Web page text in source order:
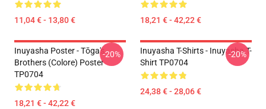
11,04 € - 13,80 € 18,21 € - 42,22 €
Inuyasha Poster - Tōga's
Brothers (colore) Poster
TP0704
18,21 € - 42,22 €
-20%
Inuyasha T-Shirts - Inuyasha T-
Shirt TP0704
24,38 € - 28,06 €
-20%